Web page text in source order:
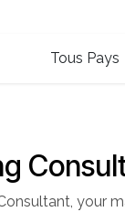
Tous Pays
, your